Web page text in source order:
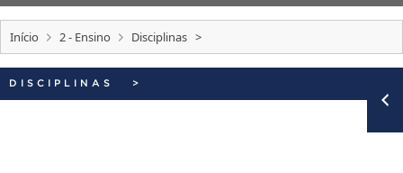
Canais
COBALTO
CONCURSOS
EDITAIS
INTERNACIONAL
Início 2 - Ensino Disciplinas >
DISCIPLINAS >